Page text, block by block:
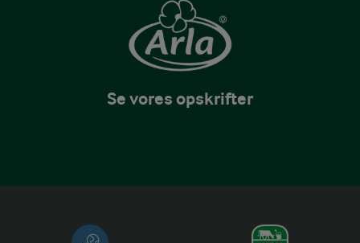
Se vores opskrifter